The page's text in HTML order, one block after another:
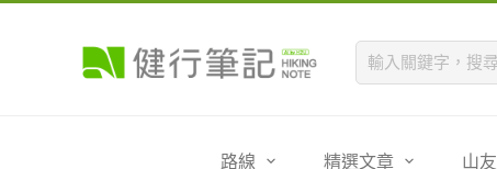
路線 精選文章 山